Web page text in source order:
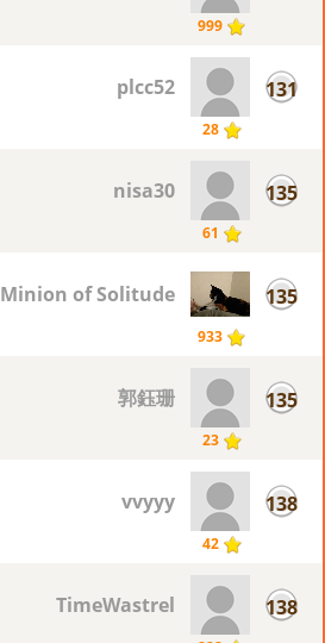
999
131
28
plcc52
135
61
nisa30
135
933
Minion of Solitude
135
23
郭鈺珊
138
42
vvyyy
138
TimeWastrel